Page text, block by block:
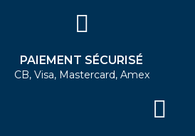
PAIEMENT SÉCURISÉ
CB, Visa, Mastercard, Amex